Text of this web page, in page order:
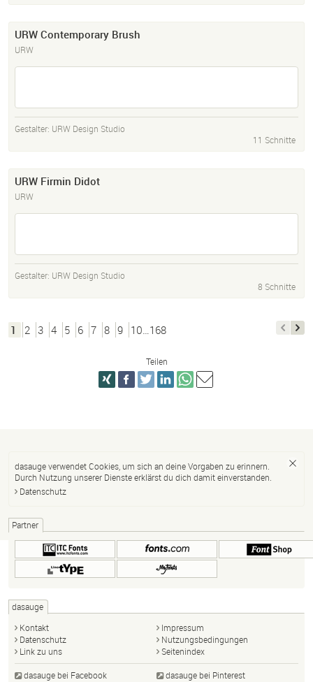
URW Contemporary Brush
URW
Gestalter: URW Design Studio
11 Schnitte
URW Firmin Didot
URW
Gestalter: URW Design Studio
8 Schnitte
1 2 3 4 5 6 7 8 9 10…168
Teilen
dasauge verwendet Cookies, um sich an deine Vorgaben zu erinnern.
Durch Nutzung unserer Dienste erklärst du dich damit einverstanden.
Datenschutz
Partner
dasauge
Kontakt
Impressum
Datenschutz
Nutzungsbedingungen
Link zu uns
Seitenindex
dasauge bei Facebook dasauge bei Pinterest